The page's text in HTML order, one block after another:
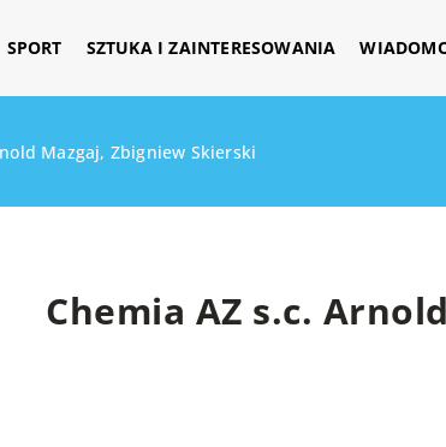
SPORT SZTUKA I ZAINTERESOWANIA
Mazgaj, Zbigniew Skierski
Chemia AZ s.c.